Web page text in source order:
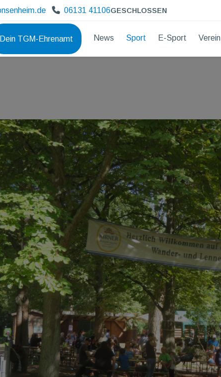
06131 41106GESCHLOSSEN
Dein TGM-Ehrenamt News Sport E-Sport Verein